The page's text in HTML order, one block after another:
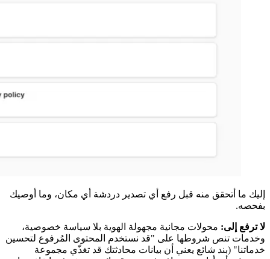
إليك ما أتحقق منه قبل رفع أي تصدير دردشة أي مكان، وما أوصيك
بفحصه.
لا ترفع إلى: محولات مجانية مجهولة الهوية بلا سياسة خصوصية،
وخدمات تنص شروطها على "قد نستخدم المحتوى المُرفوع لتحسين
خدماتنا" (بند شائع يعني أن بيانات محادثتك قد تغذّي مجموعة